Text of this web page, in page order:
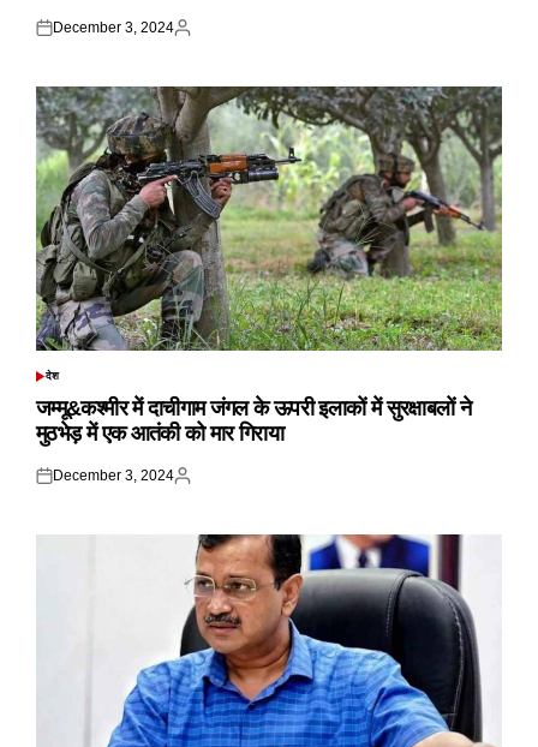
Posted
December 3, 2024
Posted
POSTED
देश
जम्मू&कश्मीर में दाचीगाम जंगल के ऊपरी इलाकों में सुरक्षाबलों ने
मुठभेड़ में एक आतंकी को मार गिराया
Posted
December 3, 2024
Posted